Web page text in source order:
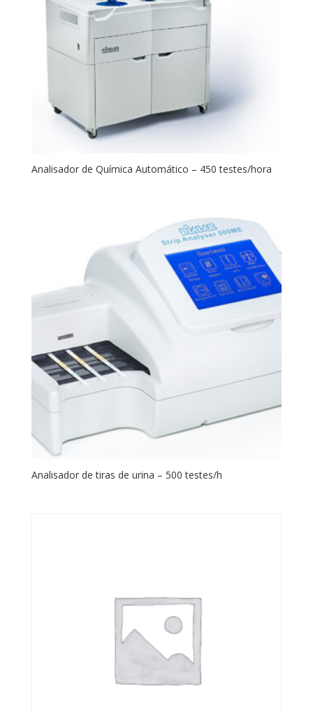
Analisador de Química Automático – 450 testes/hora
Analisador de tiras de urina – 500 testes/h